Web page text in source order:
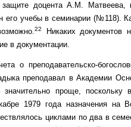
защите доцента А.М.
учебы в семинарии (№118).
22
Никаких
в документации.
о преподавательско-
преподавал в Академии
проще, поскольку
1979 года назначения на
циклами по два в